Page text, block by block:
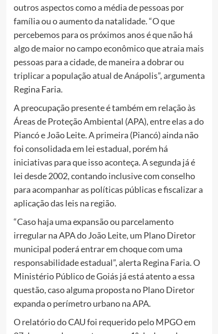
outros aspectos como a média de pessoas por
família ou o aumento da natalidade. “O que
percebemos para os próximos anos é que não há
algo de maior no campo econômico que atraia mais
pessoas para a cidade, de maneira a dobrar ou
triplicar a população atual de Anápolis”, argumenta
Regina Faria.
A preocupação presente é também em relação às
Áreas de Proteção Ambiental (APA), entre elas a do
Piancó e João Leite. A primeira (Piancó) ainda não
foi consolidada em lei estadual, porém há
iniciativas para que isso aconteça. A segunda já é
lei desde 2002, contando inclusive com conselho
para acompanhar as políticas públicas e fiscalizar a
aplicação das leis na região.
“Caso haja uma expansão ou parcelamento
irregular na APA do João Leite, um Plano Diretor
municipal poderá entrar em choque com uma
responsabilidade estadual”, alerta Regina Faria. O
Ministério Público de Goiás já está atento a essa
questão, caso alguma proposta no Plano Diretor
expanda o perímetro urbano na APA.
O relatório do CAU foi requerido pelo MPGO em